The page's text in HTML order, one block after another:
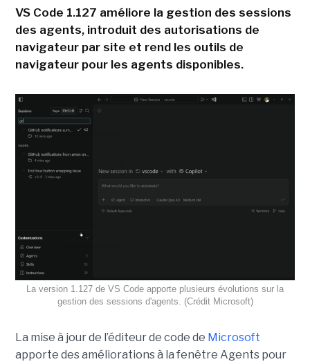
VS Code 1.127 améliore la gestion des sessions
des agents, introduit des autorisations de
navigateur par site et rend les outils de
navigateur pour les agents disponibles.
La version 1.127 de VS Code apporte plusieurs évolutions sur la
gestion des sessions d'agents. (Crédit Microsoft)
La mise à jour de l’éditeur de code de Microsoft
apporte des améliorations à la fenêtre Agents pour